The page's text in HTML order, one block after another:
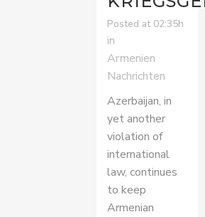
Posted at 02:35h
in
Armenien
Nachrichten
Azerbaijan, in
yet another
violation of
international
law, continues
to keep
Armenian